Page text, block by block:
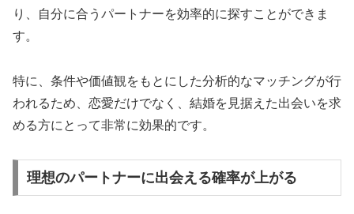
り、自分に合うパートナーを効率的に探すことができま
す。
特に、条件や価値観をもとにした分析的なマッチングが行
われるため、恋愛だけでなく、結婚を見据えた出会いを求
める方にとって非常に効果的です。
理想のパートナーに出会える確率が上がる